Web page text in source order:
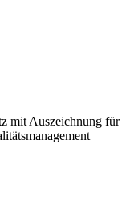
mit Auszeichnung für